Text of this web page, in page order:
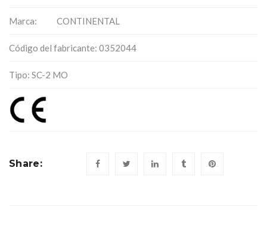
Marca: CONTINENTAL
Código del fabricante: 0352044
Tipo: SC-2 MO
Share: